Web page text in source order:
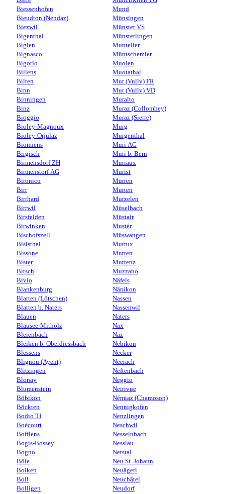
Biessenhofen
Bieudron (Nendaz)
Biezwil
Bigenthal
Biglen
Bignasco
Bigorio
Billens
Bilten
Binn
Binningen
Binz
Bioggio
Bioley-Magnoux
Bioley-Orjulaz
Bionnens
Birgisch
Birmensdorf ZH
Birmenstorf AG
Bironico
Birr
Birrhard
Birrwil
Birsfelden
Birwinken
Bischofszell
Bisisthal
Bissone
Bister
Bitsch
Bivio
Blankenburg
Blatten (Lötschen)
Blatten b. Naters
Blauen
Blausee-Mitholz
Bleienbach
Bleiken b. Oberdiessbach
Blessens
Blignou (Ayent)
Blitzingen
Blonay
Blumenstein
Böbikon
Böckten
Bodio TI
Boécourt
Bofflens
Bogis-Bossey
Bogno
Bôle
Bolken
Boll
Bolligen
Mund
Münsingen
Münster VS
Münsterlingen
Muntelier
Müntschemier
Muolen
Muotathal
Mur (Vully) FR
Mur (Vully) VD
Muralto
Muraz (Collombey)
Muraz (Sierre)
Murg
Murgenthal
Muri AG
Muri b. Bern
Muriaux
Murist
Mürren
Murten
Murzelen
Müselbach
Müstair
Mustér
Müswangen
Mutrux
Mutten
Muttenz
Muzzano
Näfels
Nänikon
Nassen
Nassenwil
Naters
Nax
Naz
Nebikon
Necker
Neerach
Neftenbach
Neggio
Neirivue
Némiaz (Chamoson)
Nennigkofen
Nenzlingen
Neschwil
Nesselnbach
Nesslau
Netstal
Neu St. Johann
Neuägeri
Neuchâtel
Neudorf